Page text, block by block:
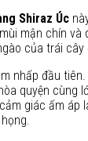
Shiraz Úc
mận chín và
của trái cây
nhấp đầu
quyện cùng
giác ấm áp